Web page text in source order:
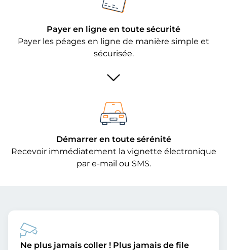
Payer en ligne en toute sécurité
Payer les péages en ligne de manière simple et
sécurisée.
Démarrer en toute sérénité
Recevoir immédiatement la vignette électronique
par e-mail ou SMS.
Ne plus jamais coller ! Plus jamais de file